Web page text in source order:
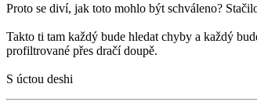
Proto se diví, jak toto mohlo být schváleno?
Takto ti tam každý bude hledat chyby a každý
profiltrované přes dračí doupě.
S úctou deshi